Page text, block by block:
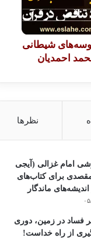
شیطانی
احمدیان
نظرها
امام غزالی (آیجی
برای کتاب‌های
ماندگار
فساد در زمین‌، دوری
از راه خداست‌!